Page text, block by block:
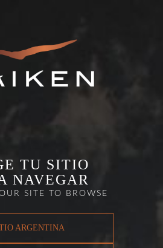
TU SITIO
NAVEGAR
SITE TO BROWSE
ARGENTINA